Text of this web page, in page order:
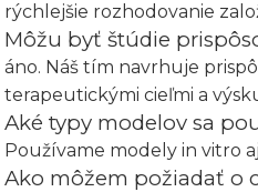
rýchlejšie rozhodovanie
Môžu byť štúdie
áno. Náš tím navrhuje
terapeutickými cieľmi a
Aké typy modelov sa
Používame modely in vitro
Ako môžem požiadať o